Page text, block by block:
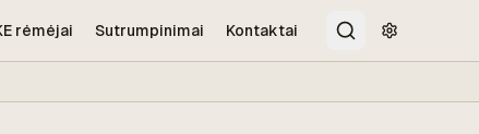
rėmėjai Sutrumpinimai Kontaktai
PaieškaPritaikymo